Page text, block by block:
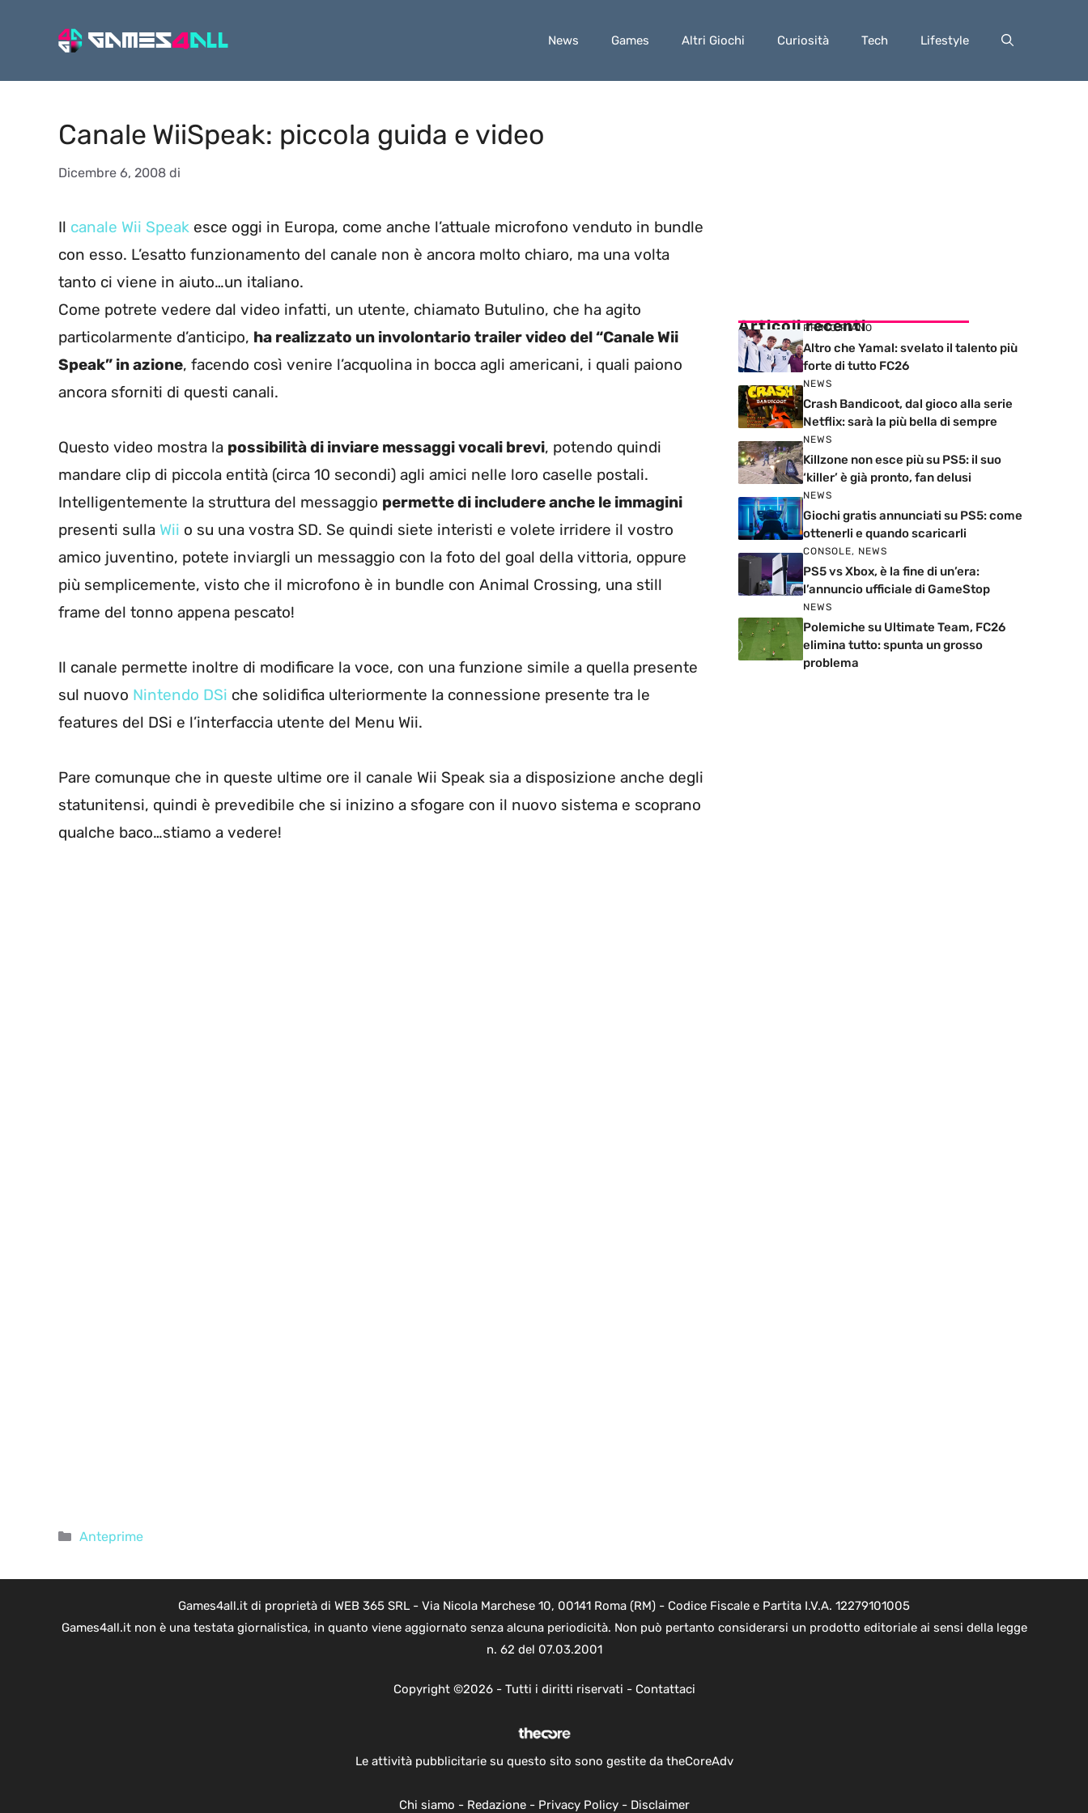
News Games Altri Giochi Curiosità Tech Lifestyle
Canale WiiSpeak: piccola guida e video
Dicembre 6, 2008 di
Il canale Wii Speak esce oggi in Europa, come anche l’attuale microfono venduto in bundle
con esso. L’esatto funzionamento del canale non è ancora molto chiaro, ma una volta
tanto ci viene in aiuto…un italiano.
Come potrete vedere dal video infatti, un utente, chiamato Butulino, che ha agito
particolarmente d’anticipo, ha realizzato un involontario trailer video del “Canale Wii
Speak” in azione, facendo così venire l’acquolina in bocca agli americani, i quali paiono
ancora sforniti di questi canali.
Questo video mostra la possibilità di inviare messaggi vocali brevi, potendo quindi
mandare clip di piccola entità (circa 10 secondi) agli amici nelle loro caselle postali.
Intelligentemente la struttura del messaggio permette di includere anche le immagini
presenti sulla Wii o su una vostra SD. Se quindi siete interisti e volete irridere il vostro
amico juventino, potete inviargli un messaggio con la foto del goal della vittoria, oppure
più semplicemente, visto che il microfono è in bundle con Animal Crossing, una still
frame del tonno appena pescato!
Il canale permette inoltre di modificare la voce, con una funzione simile a quella presente
sul nuovo Nintendo DSi che solidifica ulteriormente la connessione presente tra le
features del DSi e l’interfaccia utente del Menu Wii.
Pare comunque che in queste ultime ore il canale Wii Speak sia a disposizione anche degli
statunitensi, quindi è prevedibile che si inizino a sfogare con il nuovo sistema e scoprano
qualche baco…stiamo a vedere!
Categorie
Anteprime
Articoli recenti
PRIMO PIANO
Altro che Yamal: svelato il talento più
forte di tutto FC26
NEWS
Crash Bandicoot, dal gioco alla serie
Netflix: sarà la più bella di sempre
NEWS
Killzone non esce più su PS5: il suo
‘killer’ è già pronto, fan delusi
NEWS
Giochi gratis annunciati su PS5: come
ottenerli e quando scaricarli
CONSOLE, NEWS
PS5 vs Xbox, è la fine di un’era:
l’annuncio ufficiale di GameStop
NEWS
Polemiche su Ultimate Team, FC26
elimina tutto: spunta un grosso
problema
Games4all.it di proprietà di WEB 365 SRL - Via Nicola Marchese 10, 00141 Roma (RM) - Codice Fiscale e Partita I.V.A. 12279101005
Games4all.it non è una testata giornalistica, in quanto viene aggiornato senza alcuna periodicità. Non può pertanto considerarsi un prodotto editoriale ai sensi della legge
n. 62 del 07.03.2001
Copyright ©2026 - Tutti i diritti riservati - Contattaci
Le attività pubblicitarie su questo sito sono gestite da theCoreAdv
Chi siamo - Redazione- Privacy Policy- Disclaimer